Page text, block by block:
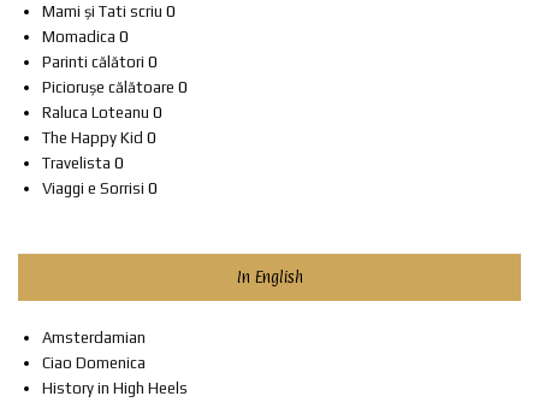
Mami și Tati scriu 0
Momadica 0
Parinti călători 0
Piciorușe călătoare 0
Raluca Loteanu 0
The Happy Kid 0
Travelista 0
Viaggi e Sorrisi 0
In English
Amsterdamian
Ciao Domenica
History in High Heels